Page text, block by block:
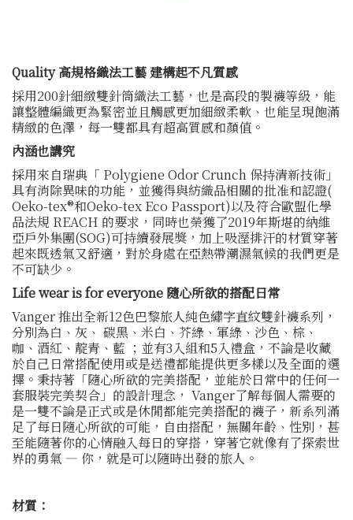
Quality 高規格織法工藝 建構起不凡質感
採用200針細緻雙針筒織法工藝，也是高段的製襪等級，能
讓整體編織更為緊密並且觸感更加細緻柔軟、也能呈現飽滿
精緻的色澤，每一雙都具有超高質感和顏值。
內涵也講究
採用來自瑞典「 Polygiene Odor Crunch 保持清新技術」
具有消除異味的功能，並獲得與紡織品相關的批准和認證(
Oeko-tex®和Oeko-tex Eco Passport)以及符合歐盟化學
品法規 REACH 的要求，同時也榮獲了2019年斯堪的納維
亞戶外集團(SOG)可持續發展獎，加上吸溼排汗的材質穿著
起來既透氣又舒適，對於身處在亞熱帶潮濕氣候的我們更是
不可缺少。
Life wear is for everyone 隨心所欲的搭配日常
Vanger 推出全新12色巴黎旅人純色繡字直紋雙針襪系列，
分別為白、灰、 碳黑、米白、芥綠、軍綠、沙色、棕、
咖、酒紅、靛青、藍 ；並有3入組和5入禮盒，不論是收藏
於自己日常搭配使用或是送禮都能提供更多樣以及全面的選
擇。秉持著「隨心所欲的完美搭配，並能於日常中的任何一
套服裝完美契合」的設計理念， Vanger了解每個人需要的
是一雙不論是正式或是休閒都能完美搭配的襪子，新系列滿
足了每日隨心所欲的可能，自由搭配，無關年齡、性別，甚
至能隨著你的心情融入每日的穿搭，穿著它就像有了探索世
界的勇氣 — 你，就是可以隨時出發的旅人。
材質：